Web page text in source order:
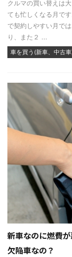
クルマの買い替えは
ても忙しくなる月で
で契約しやすい月で
り、また２ ...
車を買う(新車、中古
新車なのに燃費
欠陥車なの？